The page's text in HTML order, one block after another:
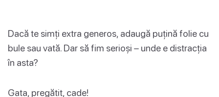
Dacă te simți extra generos, adaugă puțină folie cu
bule sau vată. Dar să fim serioși – unde e distracția
în asta?
Gata, pregătit, cade!